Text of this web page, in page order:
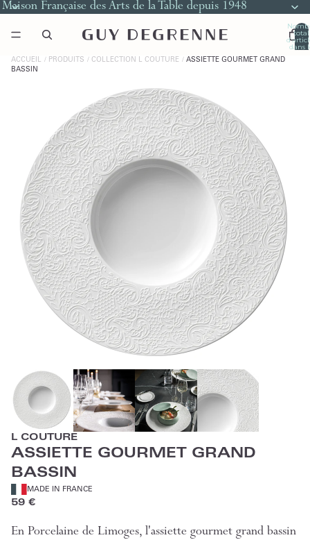
Maison Française des Arts de la Table depuis 1948
total
dans
ACCUEIL PRODUITS COLLECTION L COUTURE
ASSIETTE GOURMET GRAND
BASSIN
L COUTURE
ASSIETTE GOURMET GRAND
BASSIN
MADE IN FRANCE
59 €
En Porcelaine de Limoges, l'assiette gourmet grand bassin